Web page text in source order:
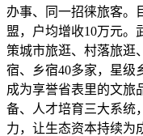
办事、同一招徕旅客。
盟，户均增收10万元。
策城市旅逛、村落旅逛
宿、乡宿40多家，星级
成为享誉省表里的文旅
备、人才培育三大系统
力，让生态资本持续为